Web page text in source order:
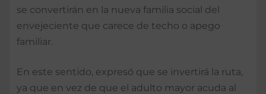
se convertirán en la nueva familia social del
envejeciente que carece de techo o apego
familiar.
En este sentido, expresó que se invertirá la ruta,
ya que en vez de que el adulto mayor acuda al